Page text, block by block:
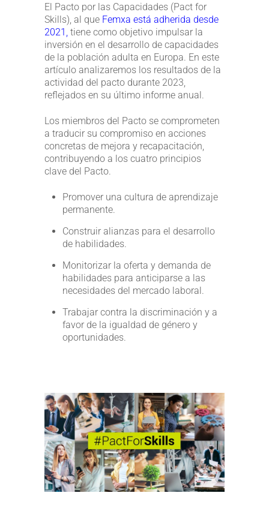
El Pacto por las Capacidades (Pact for
Skills), al que Femxa está adherida desde
2021, tiene como objetivo impulsar la
inversión en el desarrollo de capacidades
de la población adulta en Europa. En este
artículo analizaremos los resultados de la
actividad del pacto durante 2023,
reflejados en su último informe anual.
Los miembros del Pacto se comprometen
a traducir su compromiso en acciones
concretas de mejora y recapacitación,
contribuyendo a los cuatro principios
clave del Pacto.
Promover una cultura de aprendizaje
permanente.
Construir alianzas para el desarrollo
de habilidades.
Monitorizar la oferta y demanda de
habilidades para anticiparse a las
necesidades del mercado laboral.
Trabajar contra la discriminación y a
favor de la igualdad de género y
oportunidades.